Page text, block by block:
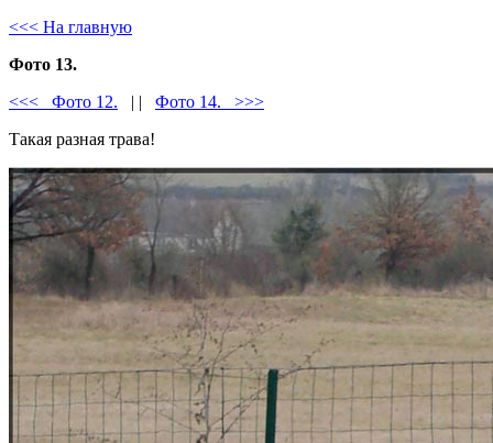
<<< На главную
Фото 13.
<<< Фото 12. | | Фото 14. >>>
Такая разная трава!